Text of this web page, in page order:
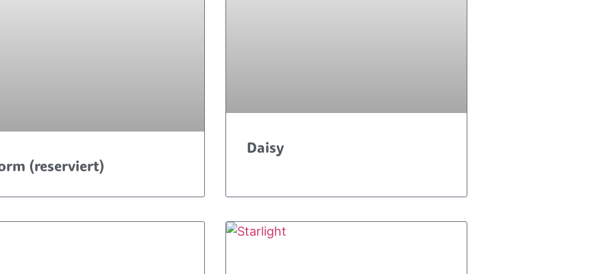
(reserviert)
Daisy